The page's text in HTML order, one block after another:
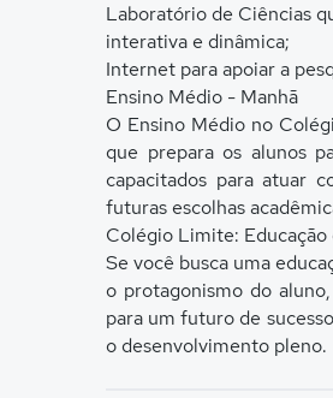
Laboratório de Ciências
interativa e dinâmica;
Internet para apoiar a
Ensino Médio - Manhã
O Ensino Médio no
que prepara os alunos
capacitados para atuar
futuras escolhas
Colégio Limite:
Se você busca uma
o protagonismo do
para um futuro de
o desenvolvimento pleno.